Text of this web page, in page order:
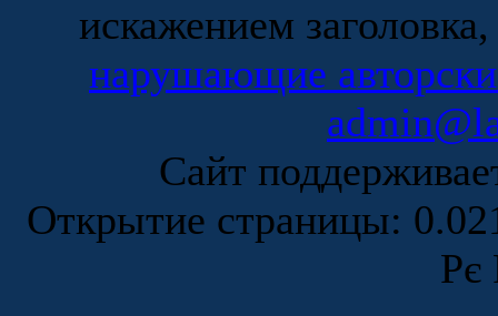
искажением
нарушающие
Сайт
Открытие страницы:
Рє